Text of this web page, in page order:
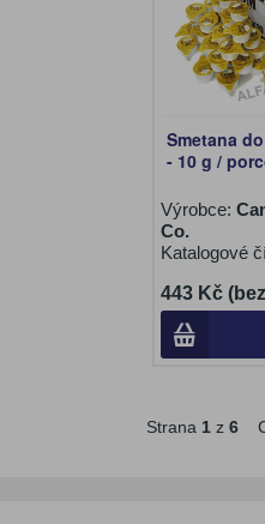
Smetana
- 10 g /
Výrobce:
Co.
Katalogové
443 Kč
Strana 1z 6